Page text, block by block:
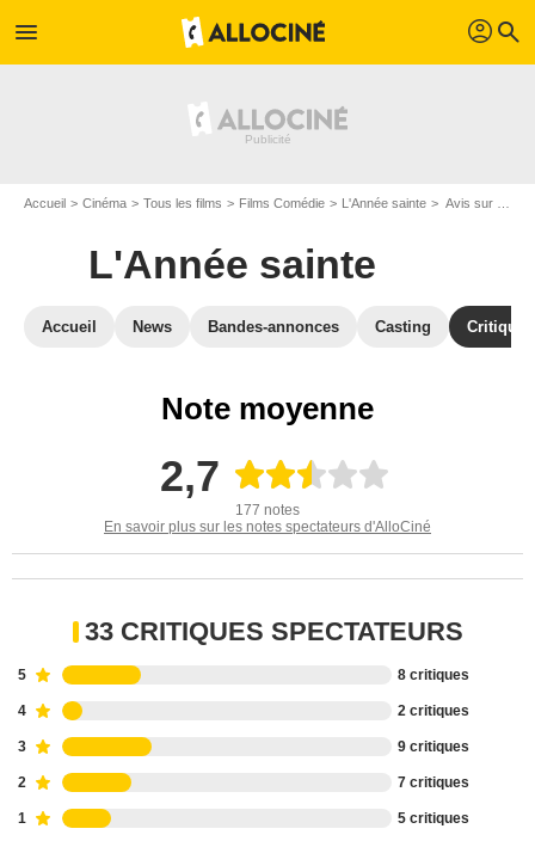
menu profil search
Accueil Cinéma Tous les films Films Comédie L'Année sainte Avis sur L'Année sainte
L'Année sainte
Accueil News Bandes-annonces Casting
Note moyenne
2,7
177 notes
En savoir plus sur les notes spectateurs d'AlloCiné
33 CRITIQUES SPECTATEURS
5 8 critiques
4 2 critiques
3 9 critiques
2 7 critiques
1 5 critiques